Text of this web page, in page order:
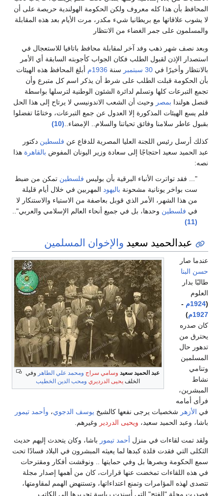
المحافظ بأن هذا كله معروف ولكن الحكومة الهولندية حريصة على أن
لا يشوب علاقاتها مع بريطانيا شيء مكدر، مرت الأيام بعد هذه المقابلة
والمسلمون على جمر الغضاء من الانتظار
وبعد نصف شهر ذهب وفد آخر لمقابلة محافظ باتافيا للاستعجال في
استصدار الإذن لقبول الطلب فكان الجواب كأجوبته السابقة أي الأمر
بالانتظار وأخيرًا في 30 سبتمبر سنة 1936م
أبلغ المحافظ هذه الهيئات
بأن الحكومة قبلت الطلب على شرط أن يذكر اسم كل متبرع وأن
تجمع التبرعات كلها وتسلم لدائرة الشئون الوطنية لترسلها بواسطة
قنصل هولندا بمصر وحيث أن الشعب الاندونيسي لا يرتاح إلى هذا الحل
فلم يسع الهيئات المذكورة إلا العدول عن جمع التبرعات، وختامًا تفضلوا
بقبول عاطر سلامنا وفائق تحياتنا والسلام.. الإمضاء.. (10)
كذلك أرسل رئيس اللجنة العليا المصرية للدفاع عن فلسطين دكتور
عبد الحميد سعيد احتجاجًا إلى سعادة وزير اليونان المفوض بالقاهرة هذا
نصه:
"... فقد تواترت الأنباء البرقية بأن بوليس فلسطين تمكن من ضبط
ست بواخر يونانية مشحونة باليهود المهربين في خلال أيام قليلة
من هذا الشهر، الأمر الذي قوبل بعاصفة من الاستياء والاستنكار لا
في فلسطين وحدها، بل في جميع أنحاء العالم الإسلامي والعربي"..
(11)
عبدالحميد سعيد والإخوان المسلمين
عبد الحميد سعيد وسامي سراج ومحمد علي الطاهر وفي
الخلف يحيى الدرديري ومحب الدين الخطيب
عندما صار
حسن البنا
طالبًا بدار
العلوم
(1924م
-
1927م
)
كان صدره
يحترق من
تدهور حال
المسلمين
وتنامي
نشاط
المبشرين،
فرأى أمامه
في الأزهر شخصيات يرجى نفعها كالشيخ يوسف الدجوي، وأحمد تيمور
باشا، وعبد الحميد سعيد، ويحيى الدردير وغيرهم.
ولقد تمت لقاءات في منزل أحمد تيمور باشا، وكان يتحدث إليهم حديث
الثكلى التي فقدت فلذة كبدها لما يعيثه المبشرون في البلاد فسادًا تحت
سمع الحكومة وبصرها بل وفي حمايتها .. ونوقشت أفكار ومقترحات
في هذه اللقاءات تمخضت عنها قرارات، كان من أهمها إصدار مجلة
تتصدى لهذه المؤامرات وتمنع اعتداءاتها، وتستنهض الهمم لمقاومتها،
فصدرت مجلة "الفتح" التي أسندت رياسة تحريرها إلى الكاتب